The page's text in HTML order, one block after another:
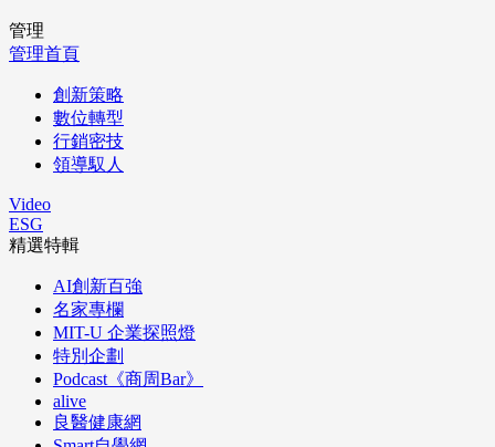
管理
管理首頁
創新策略
數位轉型
行銷密技
領導馭人
Video
ESG
精選特輯
AI創新百強
名家專欄
MIT-U 企業探照燈
特別企劃
Podcast《商周Bar》
alive
良醫健康網